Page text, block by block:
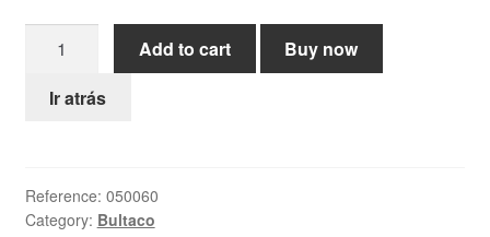
Help
quantity
Add to cart
Buy now
Ir atrás
Reference: 050060
Category: Bultaco